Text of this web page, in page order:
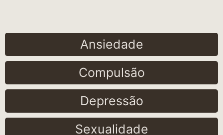
Ansiedade
Compulsão
Depressão
Sexualidade